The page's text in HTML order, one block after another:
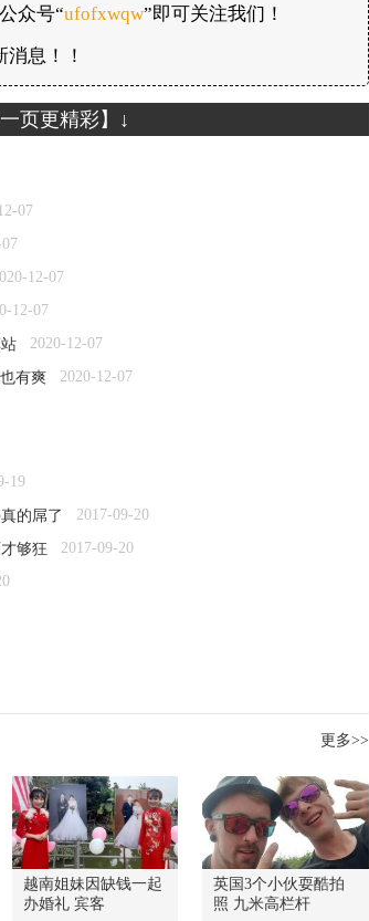
众号“ufofxwqw”即可关注我们！
息！！
页更精彩】↓
07
12-07
12-07
2020-12-07
有爽 2020-12-07
19
的屌了 2017-09-20
够狂 2017-09-20
更多>>
越南姐妹因缺钱一起
办婚礼 宾客
英国3个小伙耍酷拍
照 九米高栏杆